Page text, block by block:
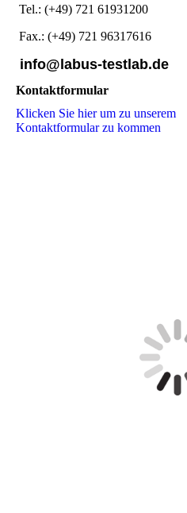
Tel.: (+49) 721 61931200
Fax.: (+49) 721 96317616
info@labus-testlab.de
Kontaktformular
Klicken Sie hier um zu unserem
Kon­takt­for­mu­lar zu kommen